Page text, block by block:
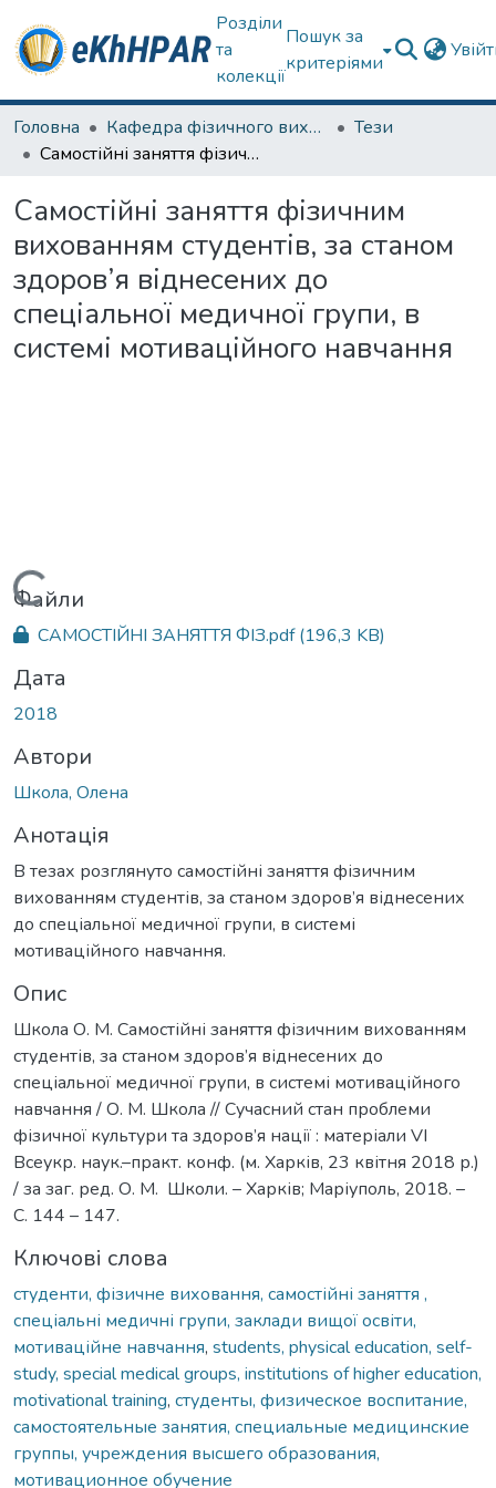
Розділи
та
колекції
Пошук за
критеріями
Головна Кафедра фізичного виховання та спортивного вдосконалення
Тези
Самостійні заняття фізичним вихованням студентів, за станом здоров’я віднесених до спеціальної медичної групи, в системі мотиваційного навчання
Самостійні заняття фізичним
вихованням студентів, за станом
здоров’я віднесених до
спеціальної медичної групи, в
системі мотиваційного навчання
Вантажиться...
Файли
САМОСТІЙНІ ЗАНЯТТЯ ФІЗ.pdf(196,3 KB)
Дата
2018
Автори
Школа, Олена
Анотація
В тезах розглянуто самостійні заняття фізичним
вихованням студентів, за станом здоров’я віднесених
до спеціальної медичної групи, в системі
мотиваційного навчання.
Опис
Школа О. М. Самостійні заняття фізичним вихованням
студентів, за станом здоров’я віднесених до
спеціальної медичної групи, в системі мотиваційного
навчання / О. М. Школа // Сучасний стан проблеми
фізичної культури та здоров’я нації : матеріали VІ
Всеукр. наук.–практ. конф. (м. Харків, 23 квітня 2018 р.)
/ за заг. ред. О. М. Школи. – Харків; Маріуполь, 2018. –
С. 144 – 147.
Ключові слова
студенти, фізичне виховання, самостійні заняття ,
спеціальні медичні групи, заклади вищої освіти,
мотиваційне навчання, students, physical education, self-
study, special medical groups, institutions of higher education,
motivational training, студенты, физическое воспитание,
самостоятельные занятия, специальные медицинские
группы, учреждения высшего образования,
мотивационное обучение